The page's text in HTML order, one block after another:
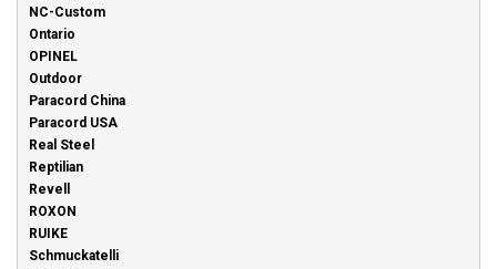
NC-Custom
Ontario
OPINEL
Outdoor
Paracord China
Paracord USA
Real Steel
Reptilian
Revell
ROXON
RUIKE
Schmuckatelli